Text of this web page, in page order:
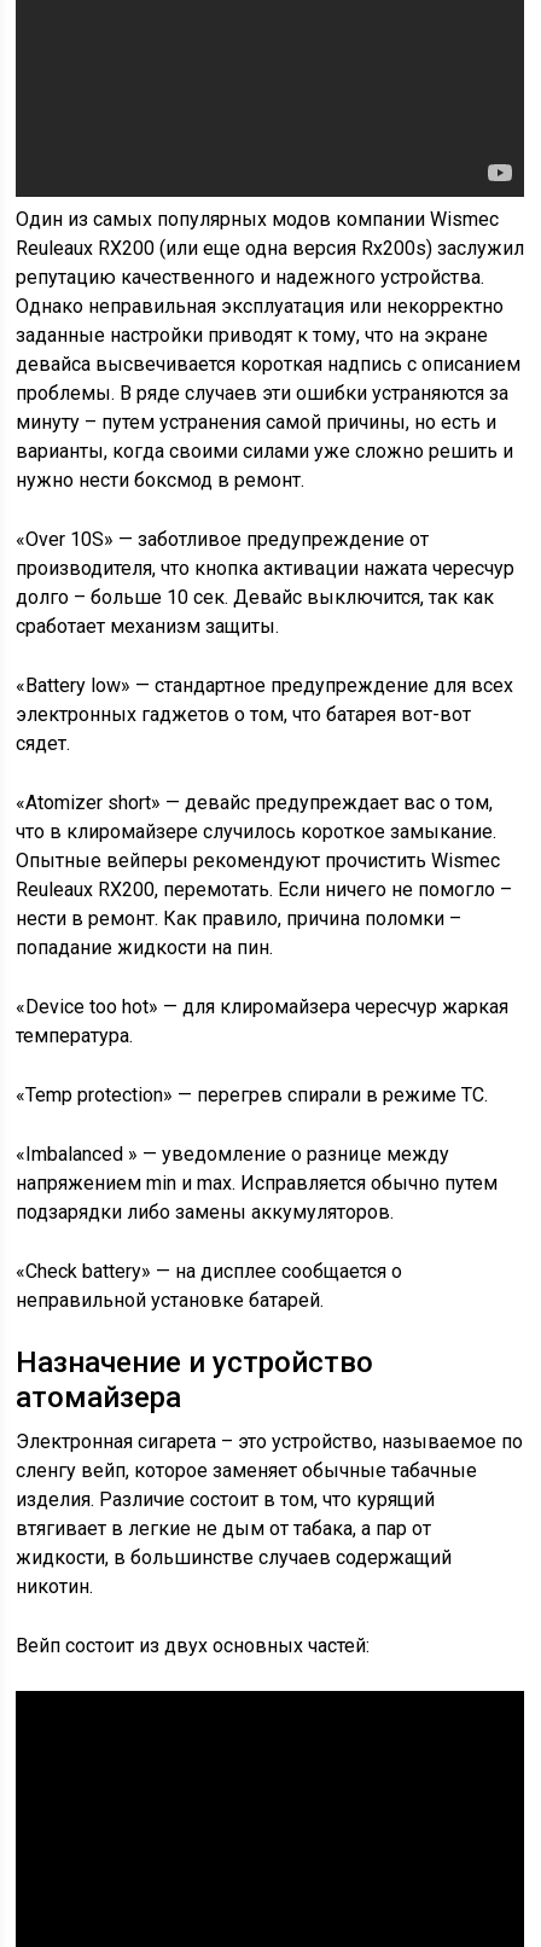
Один из самых популярных модов компании Wismec
Reuleaux RX200 (или еще одна версия Rx200s) заслужил
репутацию качественного и надежного устройства.
Однако неправильная эксплуатация или некорректно
заданные настройки приводят к тому, что на экране
девайса высвечивается короткая надпись с описанием
проблемы. В ряде случаев эти ошибки устраняются за
минуту – путем устранения самой причины, но есть и
варианты, когда своими силами уже сложно решить и
нужно нести боксмод в ремонт.
«Over 10S» — заботливое предупреждение от
производителя, что кнопка активации нажата чересчур
долго – больше 10 сек. Девайс выключится, так как
сработает механизм защиты.
«Battery low» — стандартное предупреждение для всех
электронных гаджетов о том, что батарея вот-вот
сядет.
«Atomizer short» — девайс предупреждает вас о том,
что в клиромайзере случилось короткое замыкание.
Опытные вейперы рекомендуют прочистить Wismec
Reuleaux RX200, перемотать. Если ничего не помогло –
нести в ремонт. Как правило, причина поломки –
попадание жидкости на пин.
«Device too hot» — для клиромайзера чересчур жаркая
температура.
«Temp protection» — перегрев спирали в режиме TC.
«Imbalanced » — уведомление о разнице между
напряжением min и max. Исправляется обычно путем
подзарядки либо замены аккумуляторов.
«Check battery» — на дисплее сообщается о
неправильной установке батарей.
Назначение и устройство
атомайзера
Электронная сигарета – это устройство, называемое по
сленгу вейп, которое заменяет обычные табачные
изделия. Различие состоит в том, что курящий
втягивает в легкие не дым от табака, а пар от
жидкости, в большинстве случаев содержащий
никотин.
Вейп состоит из двух основных частей: